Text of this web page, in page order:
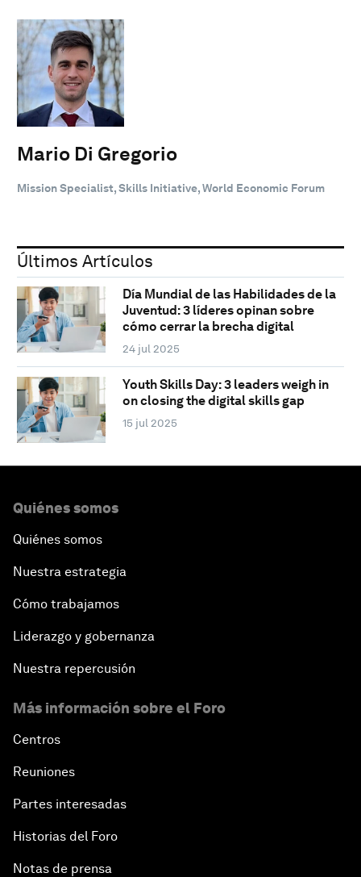
Mario Di Gregorio
Mission Specialist, Skills Initiative, World Economic Forum
Últimos Artículos
Día Mundial de las Habilidades de la
Juventud: 3 líderes opinan sobre
cómo cerrar la brecha digital
24 jul 2025
Youth Skills Day: 3 leaders weigh in
on closing the digital skills gap
15 jul 2025
Quiénes somos
Quiénes somos
Nuestra estrategia
Cómo trabajamos
Liderazgo y gobernanza
Nuestra repercusión
Más información sobre el Foro
Centros
Reuniones
Partes interesadas
Historias del Foro
Notas de prensa